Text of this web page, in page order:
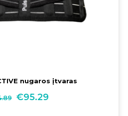
nugaros įtvaras
€95.29